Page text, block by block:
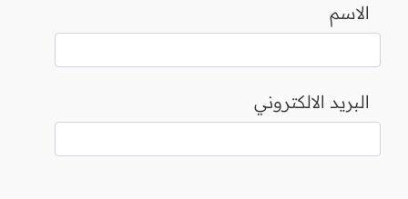
الاسم
البريد الالكتروني